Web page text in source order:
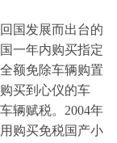
国发展而出台的
一年内购买指定
额免除车辆购置
买到心仪的车
辆赋税。2004年
购买免税国产小